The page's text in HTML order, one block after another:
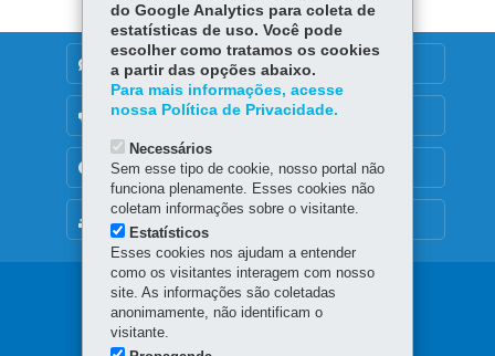
DENUNCIE CORRUPÇÃO
OUVIDORIA
TRANSPARÊNCIA INSTITUCIONAL
Navegação
Principal
do Google Analytics para coleta de
estatísticas de uso. Você pode
escolher como tratamos os cookies
a partir das opções abaixo.
Para mais informações, acesse
nossa Política de Privacidade.
Necessários
Sem esse tipo de cookie, nosso portal não
funciona plenamente. Esses cookies não
coletam informações sobre o visitante.
Estatísticos
Esses cookies nos ajudam a entender
como os visitantes interagem com nosso
site. As informações são coletadas
anonimamente, não identificam o
visitante.